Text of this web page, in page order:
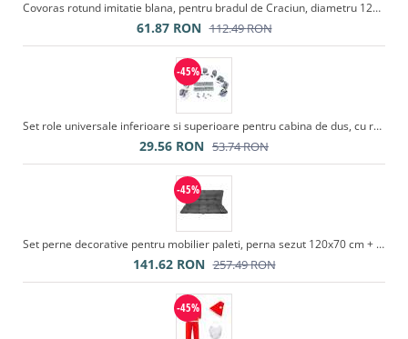
Covoras rotund imitatie blana, pentru bradul de Craciun, diametru 122 cm, blanita culoare alb
61.87 RON 112.49RON
-45%
Set role universale inferioare si superioare pentru cabina de dus, cu rulmenti, 24 piese
29.56 RON 53.74RON
-45%
Set perne decorative pentru mobilier paleti, perna sezut 120x70 cm + perna spate 120x40 cm, culoare gri
141.62 RON 257.49RON
-45%